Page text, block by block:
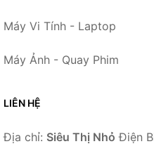
Máy Vi Tính - Laptop
Máy Ảnh - Quay Phim
LIÊN HỆ
Địa chỉ: Siêu Thị Nhỏ Điện